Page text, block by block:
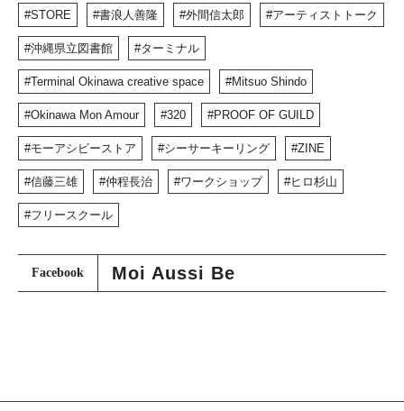
STORE 書浪人善隆 外間信太郎 アーティストトーク
沖縄県立図書館 ターミナル
Terminal Okinawa creative space Mitsuo Shindo
Okinawa Mon Amour 320 PROOF OF GUILD
モーアシビーストア シーサーキーリング ZINE
信藤三雄 仲程長治 ワークショップ ヒロ杉山
フリースクール
Moi Aussi Be
Facebook